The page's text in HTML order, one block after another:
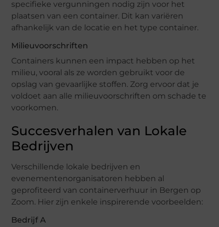
specifieke vergunningen nodig zijn voor het
plaatsen van een container. Dit kan variëren
afhankelijk van de locatie en het type container.
Milieuvoorschriften
Containers kunnen een impact hebben op het
milieu, vooral als ze worden gebruikt voor de
opslag van gevaarlijke stoffen. Zorg ervoor dat je
voldoet aan alle milieuvoorschriften om schade te
voorkomen.
Succesverhalen van Lokale
Bedrijven
Verschillende lokale bedrijven en
evenementenorganisatoren hebben al
geprofiteerd van containerverhuur in Bergen op
Zoom. Hier zijn enkele inspirerende voorbeelden:
Bedrijf A